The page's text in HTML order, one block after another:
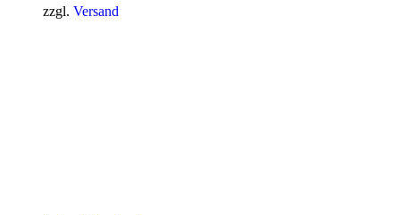
zzgl. Versand